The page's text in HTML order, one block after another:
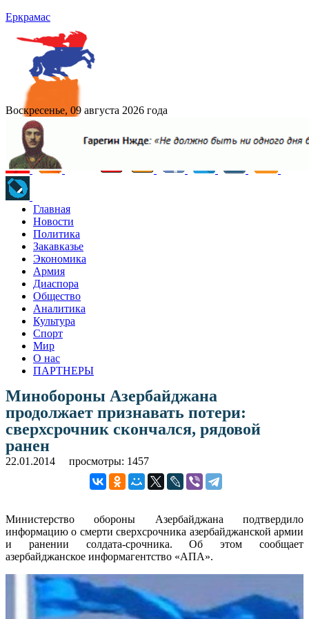
Еркрамас
Воскресенье, 09 августа 2026 года
Главная
Новости
Политика
Закавказье
Экономика
Армия
Диаспора
Общество
Аналитика
Культура
Спорт
Мир
О нас
ПАРТНЕРЫ
Минобороны Азербайджана
продолжает признавать потери:
сверхсрочник скончался, рядовой
ранен
22.01.2014 просмотры: 1457
Министерство обороны Азербайджана подтвердило
информацию о смерти сверхсрочника азербайджанской армии
и ранении солдата-срочника. Об этом сообщает
азербайджанское информагентство «АПА».